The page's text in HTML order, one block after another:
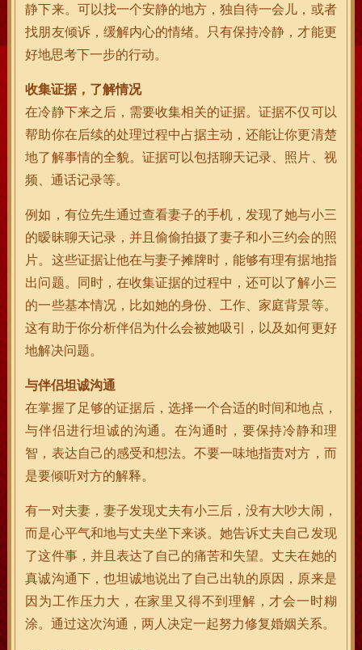
静下来。可以找一个安静的地方，独自待一会儿，或者
找朋友倾诉，缓解内心的情绪。只有保持冷静，才能更
好地思考下一步的行动。
收集证据，了解情况
在冷静下来之后，需要收集相关的证据。证据不仅可以
帮助你在后续的处理过程中占据主动，还能让你更清楚
地了解事情的全貌。证据可以包括聊天记录、照片、视
频、通话记录等。
例如，有位先生通过查看妻子的手机，发现了她与小三
的暧昧聊天记录，并且偷偷拍摄了妻子和小三约会的照
片。这些证据让他在与妻子摊牌时，能够有理有据地指
出问题。同时，在收集证据的过程中，还可以了解小三
的一些基本情况，比如她的身份、工作、家庭背景等。
这有助于你分析伴侣为什么会被她吸引，以及如何更好
地解决问题。
与伴侣坦诚沟通
在掌握了足够的证据后，选择一个合适的时间和地点，
与伴侣进行坦诚的沟通。在沟通时，要保持冷静和理
智，表达自己的感受和想法。不要一味地指责对方，而
是要倾听对方的解释。
有一对夫妻，妻子发现丈夫有小三后，没有大吵大闹，
而是心平气和地与丈夫坐下来谈。她告诉丈夫自己发现
了这件事，并且表达了自己的痛苦和失望。丈夫在她的
真诚沟通下，也坦诚地说出了自己出轨的原因，原来是
因为工作压力大，在家里又得不到理解，才会一时糊
涂。通过这次沟通，两人决定一起努力修复婚姻关系。